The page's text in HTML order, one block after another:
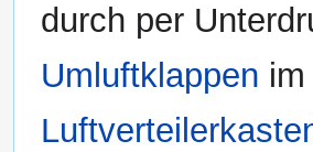
durch per
Umluftklappen